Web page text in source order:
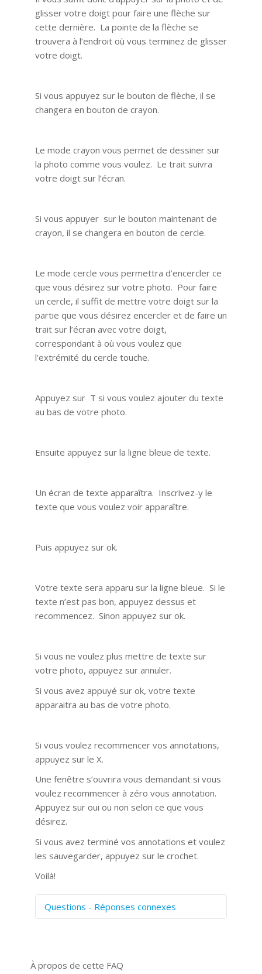
glisser votre doigt pour faire une flèche sur
cette dernière. La pointe de la flèche se
trouvera à l’endroit où vous terminez de glisser
votre doigt.
Si vous appuyez sur le bouton de flèche, il se
changera en bouton de crayon.
Le mode crayon vous permet de dessiner sur
la photo comme vous voulez. Le trait suivra
votre doigt sur l’écran.
Si vous appuyer sur le bouton maintenant de
crayon, il se changera en bouton de cercle.
Le mode cercle vous permettra d’encercler ce
que vous désirez sur votre photo. Pour faire
un cercle, il suffit de mettre votre doigt sur la
partie que vous désirez encercler et de faire un
trait sur l’écran avec votre doigt,
correspondant à où vous voulez que
l’extrémité du cercle touche.
Appuyez sur T si vous voulez ajouter du texte
au bas de votre photo.
Ensuite appuyez sur la ligne bleue de texte.
Un écran de texte apparaîtra. Inscrivez-y le
texte que vous voulez voir apparaître.
Puis appuyez sur ok.
Votre texte sera apparu sur la ligne bleue. Si le
texte n’est pas bon, appuyez dessus et
recommencez. Sinon appuyez sur ok.
Si vous ne voulez plus mettre de texte sur
votre photo, appuyez sur annuler.
Si vous avez appuyé sur ok, votre texte
apparaitra au bas de votre photo.
Si vous voulez recommencer vos annotations,
appuyez sur le X.
Une fenêtre s’ouvrira vous demandant si vous
voulez recommencer à zéro vous annotation.
Appuyez sur oui ou non selon ce que vous
désirez.
Si vous avez terminé vos annotations et voulez
les sauvegarder, appuyez sur le crochet.
Voilà!
Questions - Réponses connexes
Prise de vue 360°
À propos de cette FAQ